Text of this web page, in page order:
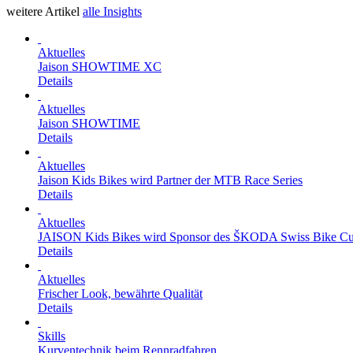
weitere Artikel alle Insights
Aktuelles
Jaison SHOWTIME XC
Details
Aktuelles
Jaison SHOWTIME
Details
Aktuelles
Jaison Kids Bikes wird Partner der MTB Race Series
Details
Aktuelles
JAISON Kids Bikes wird Sponsor des ŠKODA Swiss Bike
Details
Aktuelles
Frischer Look, bewährte Qualität
Details
Skills